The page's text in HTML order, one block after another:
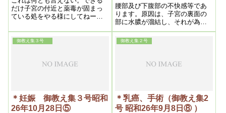
だけ子宮の付近と薬毒が固まっ
ている処をやる様にしてねーー
うのなんか、なんでもないんで
すがね。これ（延髄）は子宮と
腰部及び下腹部の不快感等であ
ります。原因は、子宮の裏面の
部に水膿が溜結し、それが為に
牽引され、又は下腹部の水膿溜
結に圧迫されて子宮の位置が変
化するのであります
御教え集３号
＊妊娠 御教え集３号昭和
26年10月28日⑤
御教え集２号
＊乳癌、手術（御教え集2
号 昭和26年9月8日⑧ ）